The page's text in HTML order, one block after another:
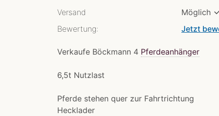
Versand
Möglich
Bewertung: Jetzt
Verkaufe Böckmann 4 Pferdeanhänger
6,5t Nutzlast
Pferde stehen quer zur Fahrtrichtung
Hecklader